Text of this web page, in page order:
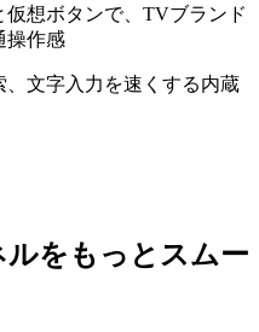
想ボタンで、TVブランド
操作感
文字入力を速くする内蔵
をもっとスムー